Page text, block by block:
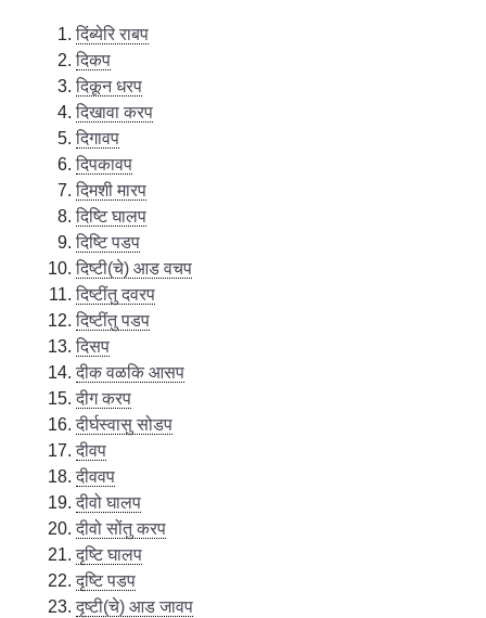
दिंब्येरि राबप
दिकप
दिकून धरप
दिखावा करप
दिगावप
दिपकावप
दिमशी मारप
दिष्टि घालप
दिष्टि पडप
दिष्टी(चे) आड वचप
दिष्टींतु दवरप
दिष्टींतु पडप
दिसप
दीक वळकि आसप
दीग करप
दीर्घस्वासु सोडप
दीवप
दीववप
दीवो घालप
दीवो सोंतु करप
दृष्टि घालप
दृष्टि पडप
दृष्टी(चे) आड जावप